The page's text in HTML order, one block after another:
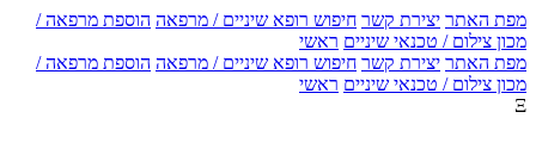
האתר יצירת קשר חיפוש רופא שיניים / מרפאה הוספת מרפאה /
צילום / טכנאי שיניים ראשי
האתר יצירת קשר חיפוש רופא שיניים / מרפאה הוספת מרפאה /
צילום / טכנאי שיניים ראשי